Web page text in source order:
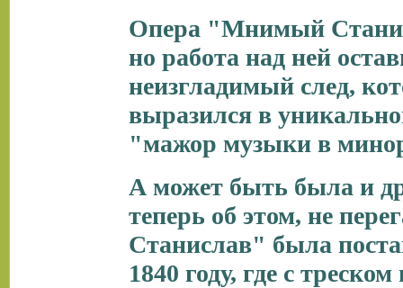
Опера "Мнимый
но работа над ней
неизгладимый след,
выразился в
"мажор музыки в
А может быть была и
теперь об этом, не
Станислав" была
1840 году, где с